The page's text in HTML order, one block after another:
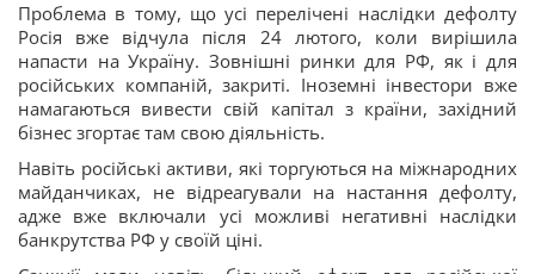
Проблема в тому, що усі перелічені наслідки дефолту
Росія вже відчула після 24 лютого, коли вирішила
напасти на Україну. Зовнішні ринки для РФ, як і для
російських компаній, закриті. Іноземні інвестори вже
намагаються вивести свій капітал з країни, західний
бізнес згортає там свою діяльність.
Навіть російські активи, які торгуються на міжнародних
майданчиках, не відреагували на настання дефолту,
адже вже включали усі можливі негативні наслідки
банкрутства РФ у своїй ціні.